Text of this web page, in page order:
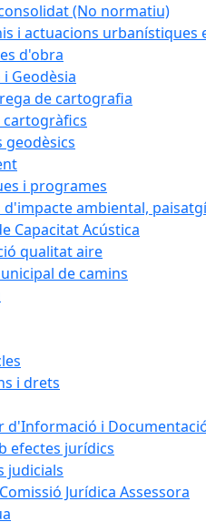
(No normatiu)
i actuacions urbanístiques
d'obra
Geodèsia
de cartografia
cartogràfics
geodèsics
i programes
d'impacte ambiental,
Capacitat Acústica
qualitat aire
de camins
i drets
d'Informació i
efectes jurídics
judicials
Jurídica Assessora